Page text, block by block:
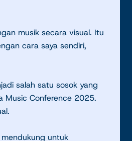
musik secara visual. Itu
cara saya sendiri,
salah satu sosok yang
Music Conference 2025.
untuk